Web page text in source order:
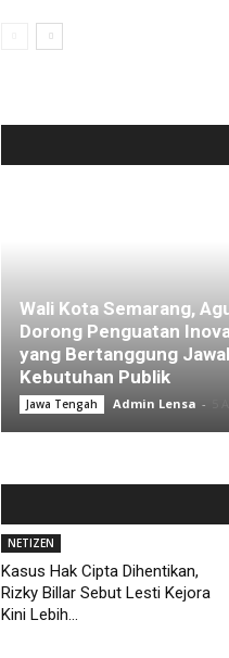
Wali Kota Semarang,
Dorong Penguatan
yang Bertanggung
Kebutuhan Publik
Jawa Tengah Admin Lensa -
NETIZEN
Kasus Hak Cipta Dihentikan,
Rizky Billar Sebut Lesti Kejora
Kini Lebih...